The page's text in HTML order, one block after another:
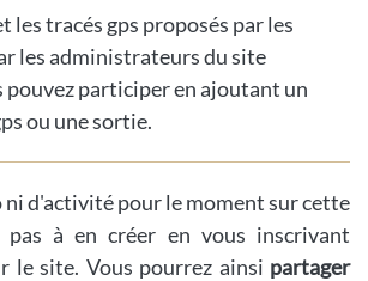
les tracés gps proposés par les
les administrateurs du site
pouvez participer en ajoutant un
ou une sortie.
ni d'activité pour le moment sur cette
pas à en créer en vous inscrivant
le site. Vous pourrez ainsi partager